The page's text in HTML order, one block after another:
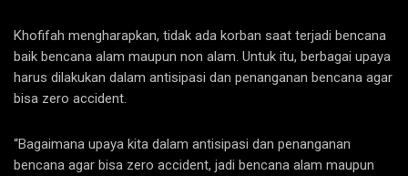
Khofifah mengharapkan, tidak ada korban saat terjadi bencana
baik bencana alam maupun non alam. Untuk itu, berbagai upaya
harus dilakukan dalam antisipasi dan penanganan bencana agar
bisa zero accident.
“Bagaimana upaya kita dalam antisipasi dan penanganan
bencana agar bisa zero accident, jadi bencana alam maupun